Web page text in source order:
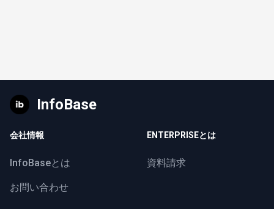
InfoBase
会社情報
InfoBaseとは
お問い合わせ
ENTERPRISEとは
資料請求